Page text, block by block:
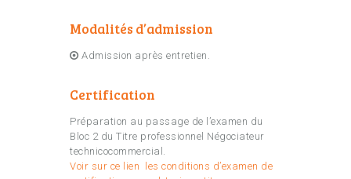
Modalités d’admission
Admission après entretien.
Certification
Préparation au passage de l’examen du
Bloc 2 du Titre professionnel Négociateur
technicocommercial.
Voir sur ce lien les conditions d’examen de